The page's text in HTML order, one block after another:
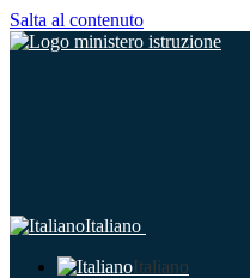
Salta al contenuto
Italiano
Italiano